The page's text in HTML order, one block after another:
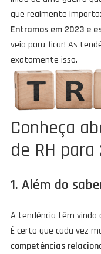
que realmente importa:
Entramos em 2023 e
veio para ficar! As
exatamente isso.
Conheça
de RH para
1. Além do
A tendência têm vindo
É certo que cada vez
competências